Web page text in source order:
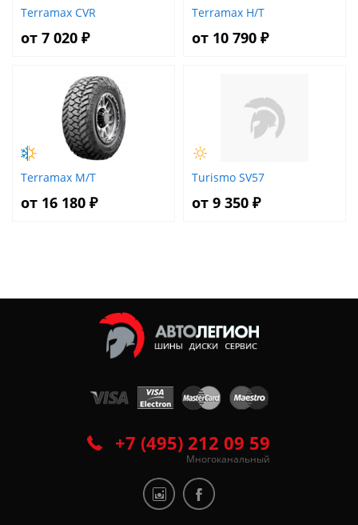
Terramax CVR
от 7 020 ₽
Terramax H/T
от 10 790 ₽
Terramax M/T
от 16 180 ₽
Turismo SV57
от 9 350 ₽
+7 (495) 212 09 59
Многоканальный